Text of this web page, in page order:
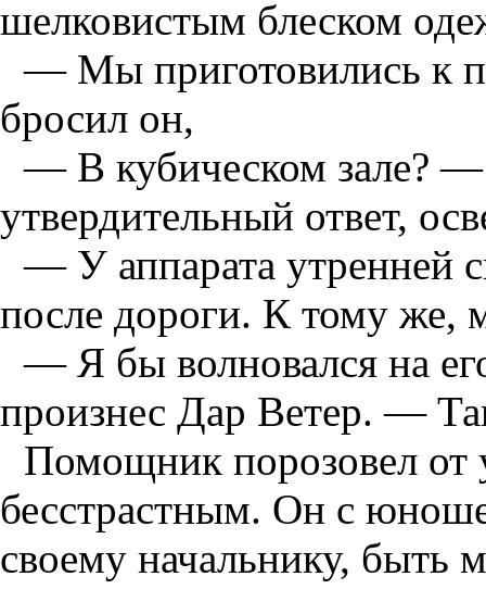
шелковистым блеском
— Мы приготовились к
бросил он,
— В кубическом зале?
утвердительный ответ,
— У аппарата утренней
после дороги. К тому же,
— Я бы волновался на
произнес Дар Ветер. —
Помощник порозовел от
бесстрастным. Он с
своему начальнику, быть